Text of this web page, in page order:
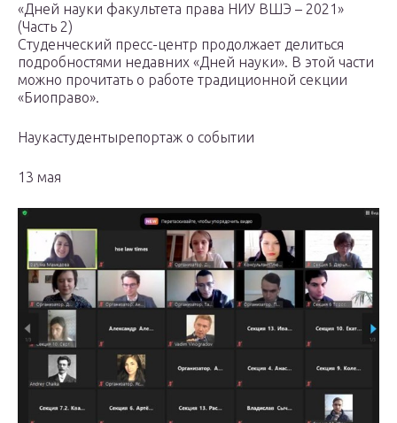
«Дней науки факультета права НИУ ВШЭ – 2021»
(Часть 2)
Студенческий пресс-центр продолжает делиться
подробностями недавних «Дней науки». В этой части
можно прочитать о работе традиционной секции
«Биоправо».
Наукастудентырепортаж о событии
13 мая